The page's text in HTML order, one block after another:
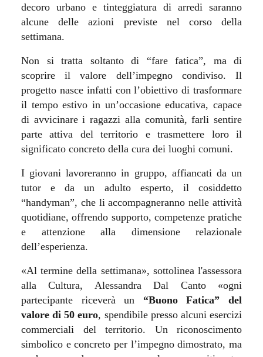
decoro urbano e tinteggiatura di arredi saranno
alcune delle azioni previste nel corso della
settimana.
Non si tratta soltanto di “fare fatica”, ma di
scoprire il valore dell’impegno condiviso. Il
progetto nasce infatti con l’obiettivo di trasformare
il tempo estivo in un’occasione educativa, capace
di avvicinare i ragazzi alla comunità, farli sentire
parte attiva del territorio e trasmettere loro il
significato concreto della cura dei luoghi comuni.
I giovani lavoreranno in gruppo, affiancati da un
tutor e da un adulto esperto, il cosiddetto
“handyman”, che li accompagneranno nelle attività
quotidiane, offrendo supporto, competenze pratiche
e attenzione alla dimensione relazionale
dell’esperienza.
«Al termine della settimana», sottolinea l'assessora
alla Cultura, Alessandra Dal Canto «ogni
partecipante riceverà un
“Buono Fatica” del
valore di 50 euro, spendibile presso alcuni esercizi
commerciali del territorio. Un riconoscimento
simbolico e concreto per l’impegno dimostrato, ma